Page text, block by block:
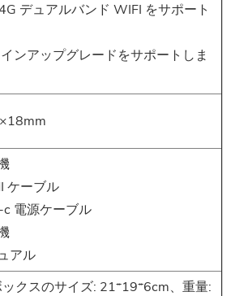
デュアルバンド WIFI をサポート
ンアップグレードをサポートしま
ケーブル
電源ケーブル
アル
クスのサイズ: 21*19*6cm、重量: